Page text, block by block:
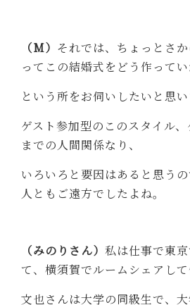
（M） それでは、ちょっとさ
ってこの結婚式をどう作って
という所をお伺いしたいと思い
ゲスト参加型のこのスタイル
までの人間関係なり、
いろいろと要因はあると思う
人ともご遠方でしたよね。
（みのりさん）私は仕事で東
て、横須賀でルームシェアして
文也さんは大学の同級生で、